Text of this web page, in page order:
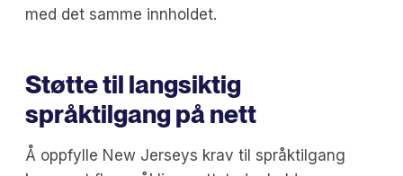
med det samme innholdet.
Støtte til langsiktig
språktilgang på nett
Å oppfylle New Jerseys krav til språktilgang